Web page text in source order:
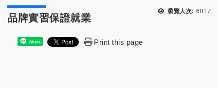
瀏覽人次: 6017
品牌實習保證就業
Share Print this page